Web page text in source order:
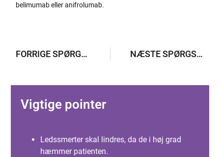
belimumab eller anifrolumab.
FORRIGE SPØRGSMÅL NÆSTE SPØRGSMÅL
Vigtige pointer
Ledssmerter skal lindres, da de i høj grad
hæmmer patienten.